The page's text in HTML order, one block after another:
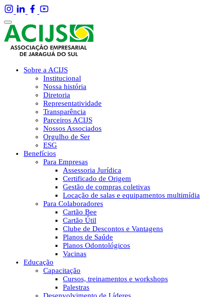
Sobre a ACIJS
Institucional
Nossa história
Diretoria
Representatividade
Transparência
Parceiros ACIJS
Nossos Associados
Orgulho de Ser
ESG
Benefícios
Para Empresas
Assessoria Jurídica
Certificado de Origem
Gestão de compras coletivas
Locação de salas e equipamentos multimídia
Para Colaboradores
Cartão Bee
Cartão Útil
Clube de Descontos e Vantagens
Planos de Saúde
Planos Odontológicos
Vacinas
Educação
Capacitação
Cursos, treinamentos e workshops
Palestras